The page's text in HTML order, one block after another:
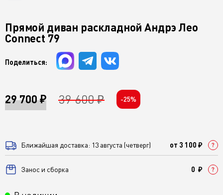
Прямой диван раскладной Андрэ Лео
Connect 79
Поделиться:
29 700 ₽ 39 600 ₽ -25%
Ближайшая доставка: 13 августа (четверг) от 3 100 ₽
Занос и сборка 0 ₽